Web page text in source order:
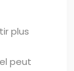
plus
peut